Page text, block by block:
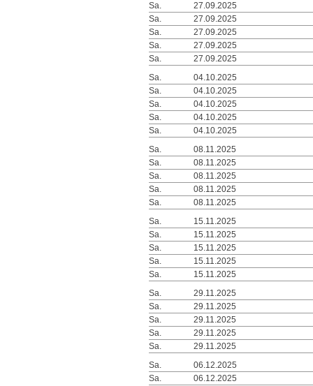
Sa.
27.09.2025
Sa.
27.09.2025
Sa.
27.09.2025
Sa.
27.09.2025
Sa.
27.09.2025
Sa.
04.10.2025
Sa.
04.10.2025
Sa.
04.10.2025
Sa.
04.10.2025
Sa.
04.10.2025
Sa.
08.11.2025
Sa.
08.11.2025
Sa.
08.11.2025
Sa.
08.11.2025
Sa.
08.11.2025
Sa.
15.11.2025
Sa.
15.11.2025
Sa.
15.11.2025
Sa.
15.11.2025
Sa.
15.11.2025
Sa.
29.11.2025
Sa.
29.11.2025
Sa.
29.11.2025
Sa.
29.11.2025
Sa.
29.11.2025
Sa.
06.12.2025
Sa.
06.12.2025